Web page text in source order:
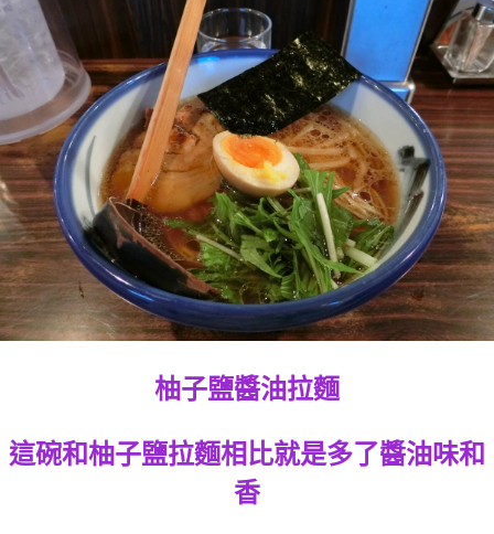
柚子鹽醬油拉麵
這碗和柚子鹽拉麵相比就是多了醬油味和
香